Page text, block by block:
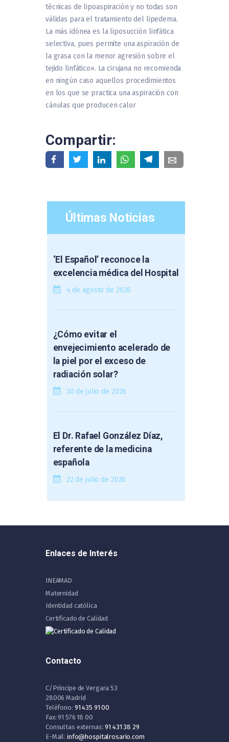
técnicas de lipoaspiración y no todas son
válidas para el tratamiento del lipedema.
La más idónea es la liposucción linfática
selectiva, pues permite una aspiración de
la grasa con la menor agresión sobre el
tejido linfático». La cirujana no recomienda
en ningún caso aquellos procedimientos
en los que se practica una aspiración con
cánulas que producen calor
Compartir:
Últimas Noticias
‘El Español’ reconoce la
excelencia médica del Hospital
4 de agosto de 2026
¿Cómo evitar el
envejecimiento acelerado de
la piel por el exceso de
radiación solar?
30 de julio de 2026
El Dr. Rafael González Díaz,
referente de la medicina
española
22 de julio de 2026
Enlaces de Interés
INEAMAD
Maternidad
Identidad católica
Certificado de Calidad
Contacto
C/Príncipe de Vergara 53
28006 Madrid
Teléfono: 91 435 91 00
Fax: 91 576 18 00
Consultas externas:91 431 38 29
E-Mail: info@hospitalrosario.com